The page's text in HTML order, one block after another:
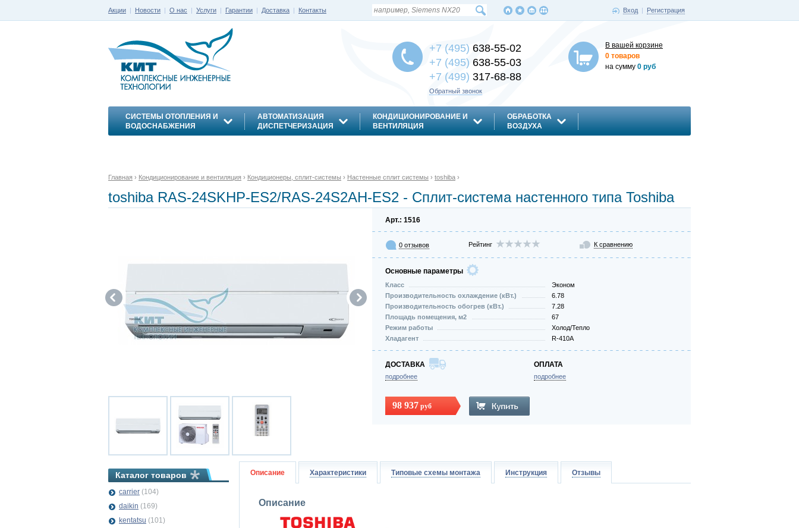
Акции | Новости | О нас | Услуги | Гарантии | Доставка | Контакты Вход | Регистрация
В вашей корзине
0 товаров
на сумму 0 руб
+7 (495) 638-55-02
+7 (495) 638-55-03
+7 (499) 317-68-88
Обратный звонок
СИСТЕМЫ ОТОПЛЕНИЯ И
ВОДОСНАБЖЕНИЯ
АВТОМАТИЗАЦИЯ
ДИСПЕТЧЕРИЗАЦИЯ
КОНДИЦИОНИРОВАНИЕ И
ВЕНТИЛЯЦИЯ
ОБРАБОТКА
ВОЗДУХА
Главная › Кондиционирование и вентиляция › Кондиционеры, сплит-системы › Настенные сплит системы › toshiba ›
toshiba RAS-24SKHP-ES2/RAS-24S2AH-ES2 - Сплит-система настенного типа Toshiba
Арт.: 1516
0 отзывов Рейтинг К сравнению
Основные параметры
Класс
Эконом
Производительность охлаждение (кВт.)
6.78
Производительность обогрев (кВт.)
7.28
Площадь помещения, м2
67
Режим работы
Холод/Тепло
Хладагент
R-410A
ДОСТАВКА
подробнее
ОПЛАТА
подробнее
98 937 руб
Описание Характеристики Типовые схемы монтажа Инструкция Отзывы
Описание
Каталог товаров
carrier (104)
daikin (169)
kentatsu (101)